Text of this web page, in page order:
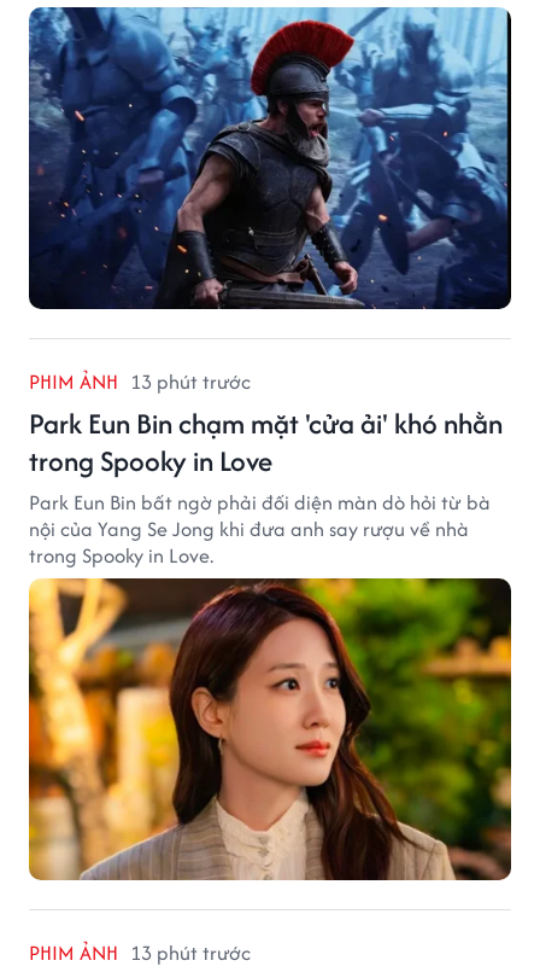
PHIM ẢNH 13 phút trước
Park Eun Bin chạm mặt 'cửa ải' khó nhằn
trong Spooky in Love
Park Eun Bin bất ngờ phải đối diện màn dò hỏi từ bà
nội của Yang Se Jong khi đưa anh say rượu về nhà
trong Spooky in Love.
PHIM ẢNH 13 phút trước